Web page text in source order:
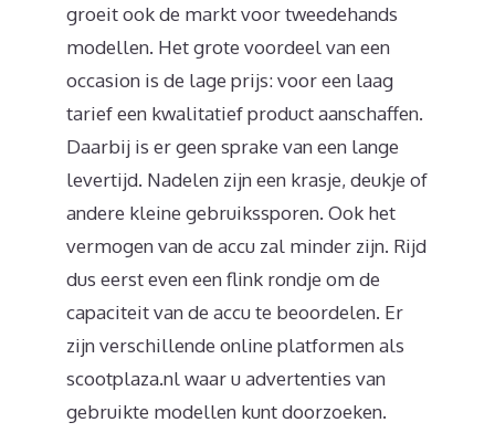
groeit ook de markt voor tweedehands
modellen. Het grote voordeel van een
occasion is de lage prijs: voor een laag
tarief een kwalitatief product aanschaffen.
Daarbij is er geen sprake van een lange
levertijd. Nadelen zijn een krasje, deukje of
andere kleine gebruikssporen. Ook het
vermogen van de accu zal minder zijn. Rijd
dus eerst even een flink rondje om de
capaciteit van de accu te beoordelen. Er
zijn verschillende online platformen als
scootplaza.nl waar u advertenties van
gebruikte modellen kunt doorzoeken.